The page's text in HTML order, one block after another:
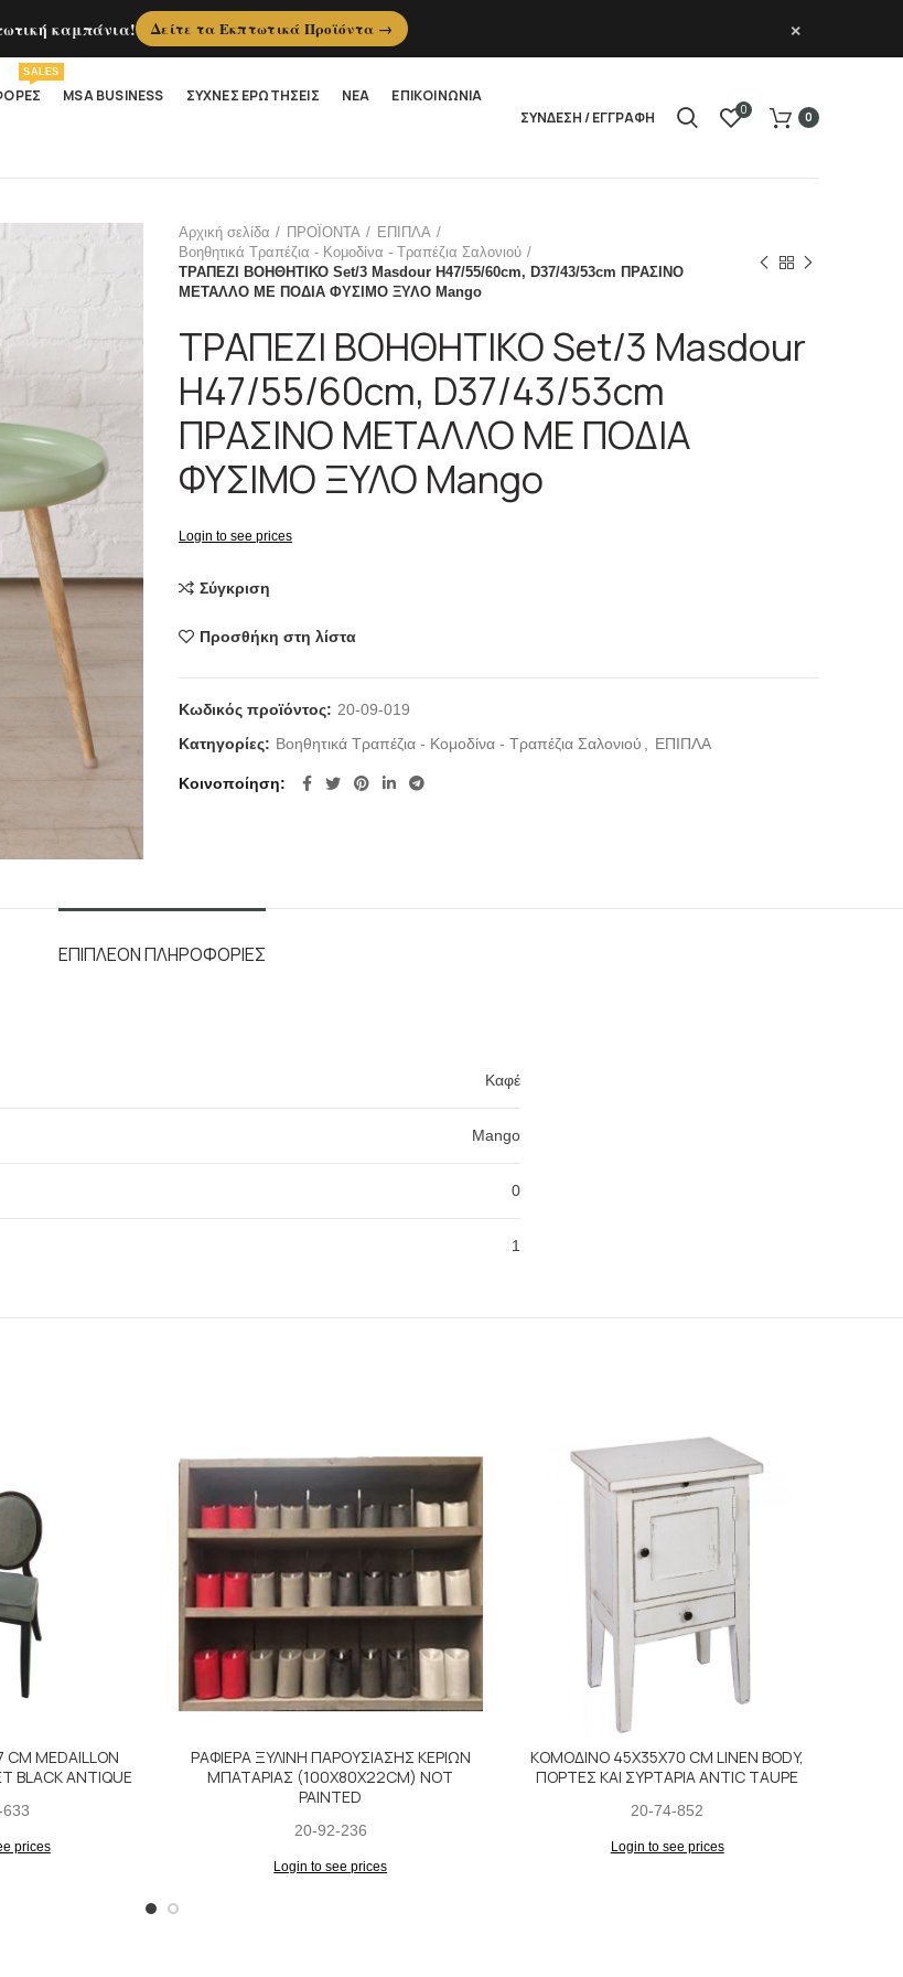
SALES
MSA BUSINESS ΣΥΧΝΕΣ ΕΡΩΤΗΣΕΙΣ ΝΕΑ ΕΠΙΚΟΙΝΩΝΙΑ
ΣΥΝΔΕΣΗ / ΕΓΓΡΑΦΗ 0
0
Αρχική σελίδα ΠΡΟΪΟΝΤΑ
ΕΠΙΠΛΑ
Βοηθητικά Τραπέζια - Κομοδίνα - Τραπέζια Σαλονιού
ΤΡΑΠΕΖΙ ΒΟΗΘΗΤΙΚΟ Set/3 Masdour H47/55/60cm, D37/43/53cm ΠΡΑΣΙΝΟ
ΜΕΤΑΛΛΟ ΜΕ ΠΟΔΙΑ ΦΥΣΙΜΟ ΞΥΛΟ Mango
ΤΡΑΠΕΖΙ ΒΟΗΘΗΤΙΚΟ Set/3 Masdour
H47/55/60cm, D37/43/53cm
ΠΡΑΣΙΝΟ ΜΕΤΑΛΛΟ ΜΕ ΠΟΔΙΑ
ΦΥΣΙΜΟ ΞΥΛΟ Mango
Login to see prices
Σύγκριση
Προσθήκη στη λίστα
Κωδικός προϊόντος: 20-09-019
Κατηγορίες: Βοηθητικά Τραπέζια - Κομοδίνα - Τραπέζια Σαλονιού ΕΠΙΠΛΑ
Κοινοποίηση
ΕΠΙΠΛΈΟΝ ΠΛΗΡΟΦΟΡΊΕΣ
Καφέ
Mango
0
1
MEDAILLON
BLACK ANTIQUE
prices
ΡΑΦΙΕΡΑ ΞΥΛΙΝΗ ΠΑΡΟΥΣΙΑΣΗΣ ΚΕΡΙΩΝ
ΜΠΑΤΑΡΙΑΣ (100X80X22CM) NOT
PAINTED
20-92-236
Login to see prices
ΚΟΜΟΔΙΝΟ 45X35X70 CM LINEN BODY,
ΠΟΡΤΕΣ ΚΑΙ ΣΥΡΤΑΡΙΑ ANTIC TAUPE
20-74-852
Login to see prices
καμπάνια! Δείτε τα Εκπτωτικά Προϊόντα → ×